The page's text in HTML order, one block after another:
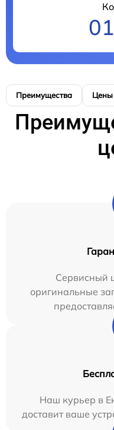
Преимущества Цены
Сервисный
оригинальные
Наш курьер в
доставит ваше